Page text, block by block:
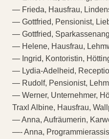
— Frieda, Hausfrau,
— Gottfried, Pensionist,
— Gottfried,
— Helene, Hausfrau,
— Ingrid, Kontoristin,
— Lydia-Adelheid,
— Rudolf, Pensionist,
— Werner, Unternehmer,
Traxl Albine, Hausfrau,
— Anna, Aufräumerin,
—- Anna,